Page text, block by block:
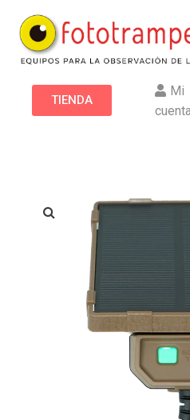
TIENDA
Mi